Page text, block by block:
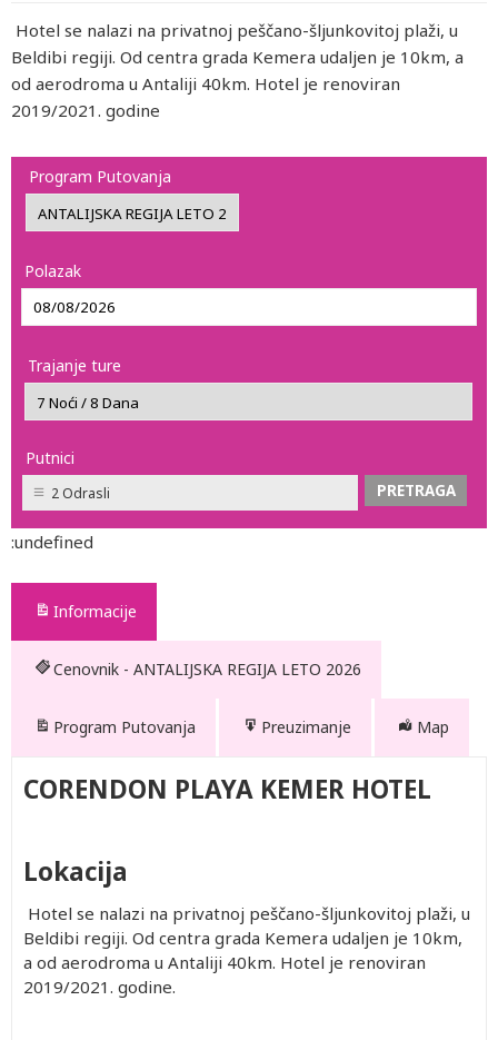
Hotel se nalazi na privatnoj peščano-šljunkovitoj plaži, u
Beldibi regiji. Od centra grada Kemera udaljen je 10km, a
od aerodroma u Antaliji 40km. Hotel je renoviran
2019/2021. godine
Program Putovanja
Polazak
Trajanje ture
Putnici
2 Odrasli
:undefined
Informacije
Cenovnik - ANTALIJSKA REGIJA LETO 2026
Program Putovanja Preuzimanje Map
CORENDON PLAYA KEMER HOTEL
Lokacija
Hotel se nalazi na privatnoj peščano-šljunkovitoj plaži, u
Beldibi regiji. Od centra grada Kemera udaljen je 10km,
a od aerodroma u Antaliji 40km. Hotel je renoviran
2019/2021. godine.